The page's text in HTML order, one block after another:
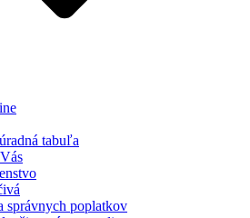
tabuľa
správnych poplatkov